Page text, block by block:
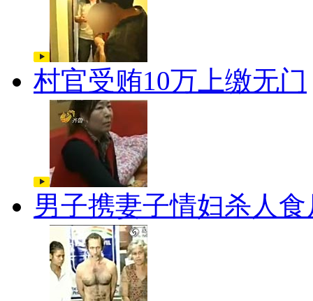
村官受贿10万上缴无门
男子携妻子情妇杀人食